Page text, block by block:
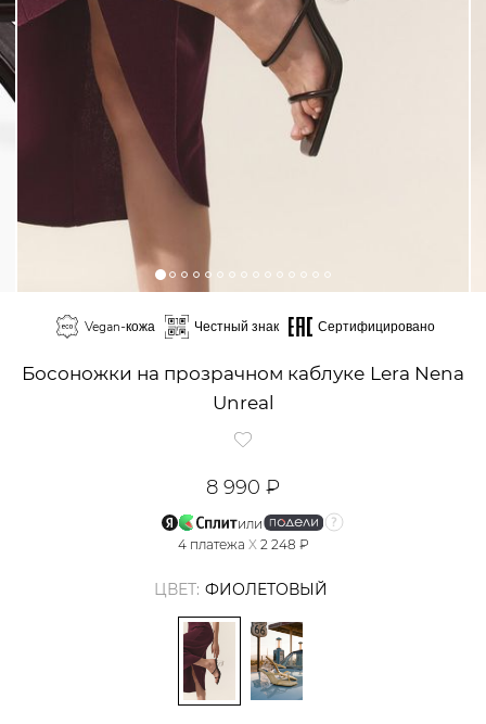
Vegan-кожа Честный знак Сертифицировано
Босоножки на прозрачном каблуке Lera Nena
Unreal
8 990 ₽
или
4 платежа X 2 248 ₽
ЦВЕТ: ФИОЛЕТОВЫЙ